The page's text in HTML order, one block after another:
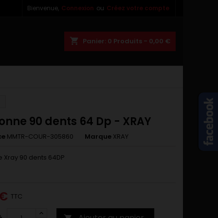
Bienvenue, Connexion ou Créez votre compte
shopping_cart Panier: 0 Produits - 0,00 €
90 dents 64 Dp - XRAY
MMTR-COUR-305860 Marque XRAY
Xray 90 dents 64DP
TTC